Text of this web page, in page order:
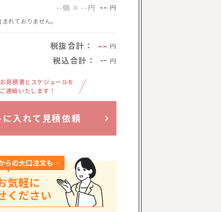
--個 × --円 -- 円
れておりません。
税抜合計： -- 円
税込合計： -- 円
見積書とスケジュールを
ご連絡いたします！
に入れて見積依頼
らの大口注文も…
気軽に
ください